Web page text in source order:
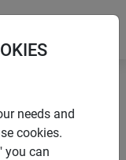
d'hivernage
needs and
cookies.
you can